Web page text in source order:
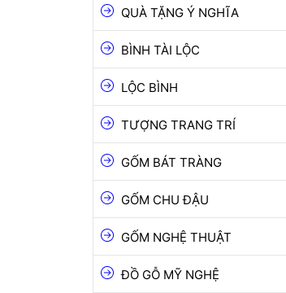
LỘC BÌNH
TƯỢNG TRANG TRÍ
GỐM BÁT TRÀNG
GỐM CHU ĐẬU
GỐM NGHỆ THUẬT
ĐỒ GỖ MỸ NGHỆ
PHA LÊ TRANG TRÍ
ĐÁ PHONG THỦY
QUÀ TẶNG Ý NGHĨA
BÌNH TÀI LỘC
LỘC BÌNH
TƯỢNG TRANG TRÍ
GỐM BÁT TRÀNG
GỐM CHU ĐẬU
GỐM NGHỆ THUẬT
ĐỒ GỖ MỸ NGHỆ